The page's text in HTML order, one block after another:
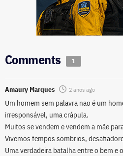
Comments 1
Amaury Marques 2 anos ago
Um homem sem palavra nao é um
irresponsável, uma crápula.
Muitos se vendem e vendem a mãe
Vivemos tempos sombrios,
Uma verdadeira batalha entre o bem e